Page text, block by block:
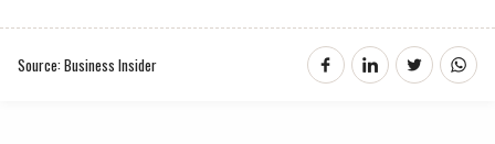
Source: Business Insider